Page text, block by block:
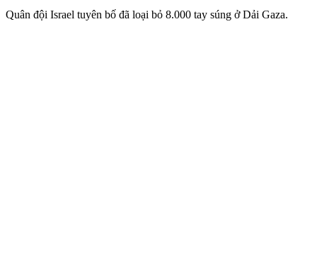
Quân đội Israel tuyên bố đã loại bỏ 8.000 tay súng ở Dải Gaza.